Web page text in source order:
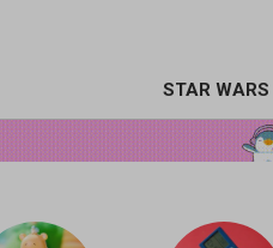
STAR WARS